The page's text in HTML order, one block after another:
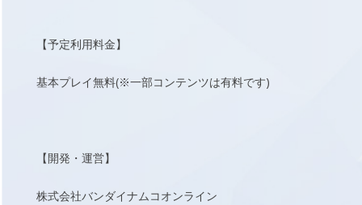
【予定利用料金】
基本プレイ無料(※一部コンテンツは有料です)
【開発・運営】
株式会社バンダイナムコオンライン